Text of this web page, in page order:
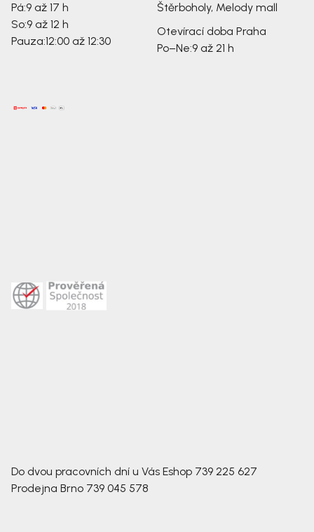
Pá:9 až 17 h
So:9 až 12 h
Pauza:12:00 až 12:30
Štěrboholy, Melody mall
Otevírací doba Praha
Po–Ne:9 až 21 h
Do dvou pracovních dní u Vás Eshop 739 225 627
Prodejna Brno 739 045 578